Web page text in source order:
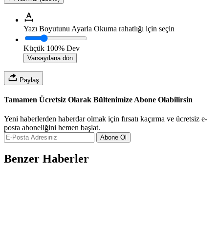
Yazı Boyutunu Ayarla Okuma rahatlığı için seçin
Küçük 100% Dev
Varsayılana dön
Paylaş
Tamamen Ücretsiz Olarak Bültenimize Abone Olabilirsin
Yeni haberlerden haberdar olmak için fırsatı kaçırma ve ücretsiz e-
posta aboneliğini hemen başlat.
Abone Ol
Benzer Haberler